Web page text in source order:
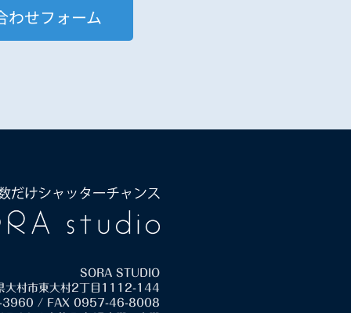
わせフォーム
SORA STUDIO
村市東大村2丁目1112-144
3960 / FAX 0957-46-8008